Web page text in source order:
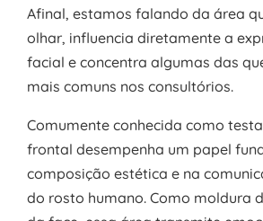
Afinal, estamos falando da área
olhar, influencia diretamente a
facial e concentra algumas das
mais comuns nos consultórios.
Comumente conhecida como
frontal desempenha um papel
composição estética e na
do rosto humano. Como moldura